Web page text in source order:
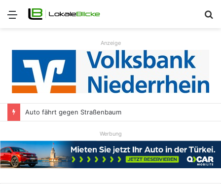
Menü
Anzeige
Auto fährt gegen Straßenbaum
Werbung